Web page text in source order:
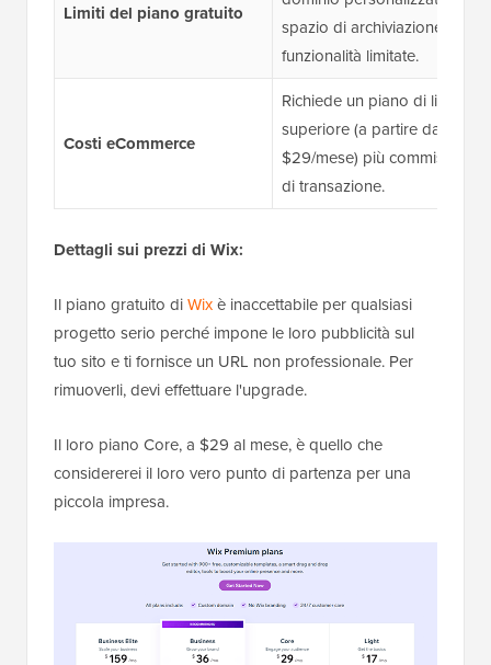
Limiti del piano gratuito
spazio di archiviazione e
funzionalità limitate.
Costi eCommerce
Richiede un piano di livello
superiore (a partire da
$29/mese) più commissioni
di transazione.
Dettagli sui prezzi di Wix:
Il piano gratuito diWixè inaccettabile per qualsiasi
progetto serio perché impone le loro pubblicità sul
tuo sito e ti fornisce un URL non professionale. Per
rimuoverli, devi effettuare l'upgrade.
Il loro piano Core, a $29 al mese, è quello che
considererei il loro vero punto di partenza per una
piccola impresa.